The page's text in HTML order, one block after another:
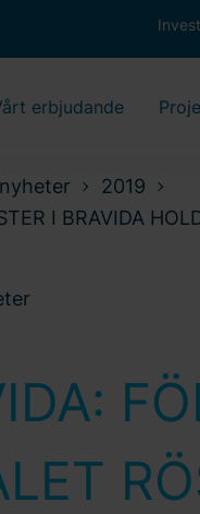
erbjudande
2019
I BRAVIDA